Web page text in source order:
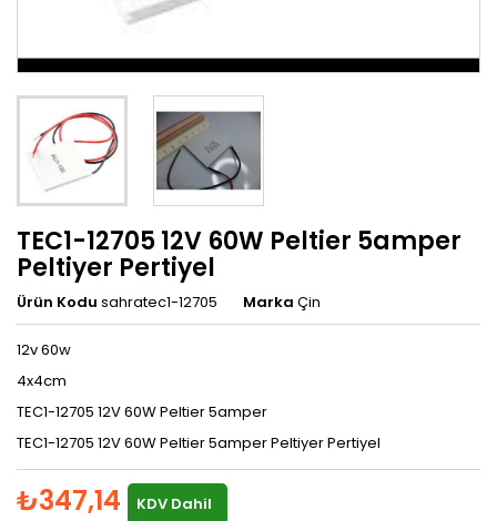
TEC1-12705 12V 60W Peltier 5amper
Peltiyer Pertiyel
Ürün Kodu sahratec1-12705 Marka Çin
12v 60w
4x4cm
TEC1-12705 12V 60W Peltier 5amper
TEC1-12705 12V 60W Peltier 5amper Peltiyer Pertiyel
₺347,14 KDV Dahil